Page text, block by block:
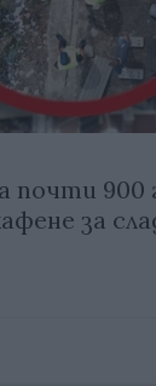
почти 900
за